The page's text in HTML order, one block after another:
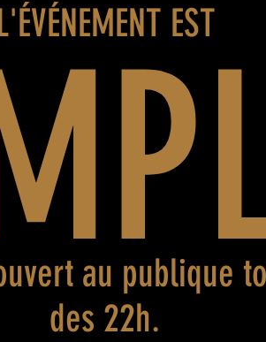
EST
au publique
des 22h.